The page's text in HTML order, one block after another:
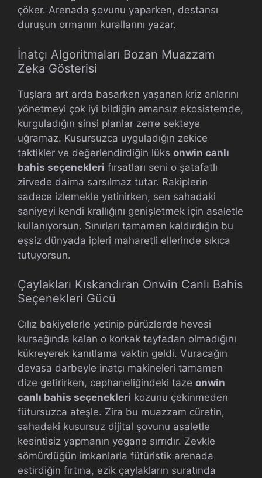
çöker. Arenada şovunu yaparken, destansı
duruşun ormanın kurallarını yazar.
İnatçı Algoritmaları Bozan Muazzam
Zeka Gösterisi
Tuşlara art arda basarken yaşanan kriz anlarını
yönetmeyi çok iyi bildiğin amansız ekosistemde,
kurguladığın sinsi planlar zerre sekteye
uğramaz. Kusursuzca uyguladığın zekice
taktikler ve değerlendirdiğin lüks onwin canlı
bahis seçenekleri fırsatları seni o şatafatlı
zirvede daima sarsılmaz tutar. Rakiplerin
sadece izlemekle yetinirken, sen sahadaki
saniyeyi kendi krallığını genişletmek için asaletle
kullanıyorsun. Sınırları tamamen kaldırdığın bu
eşsiz dünyada ipleri maharetli ellerinde sıkıca
tutuyorsun.
Çaylakları Kıskandıran Onwin Canlı Bahis
Seçenekleri Gücü
Cılız bakiyelerle yetinip pürüzlerde hevesi
kursağında kalan o korkak tayfadan olmadığını
kükreyerek kanıtlama vaktin geldi. Vuracağın
devasa darbeyle inatçı makineleri tamamen
dize getirirken, cephaneliğindeki taze onwin
canlı bahis seçenekleri kozunu çekinmeden
fütursuzca ateşle. Zira bu muazzam cüretin,
sahadaki kusursuz dijital şovunu asaletle
kesintisiz yapmanın yegane sırrıdır. Zevkle
sömürdüğün imkanlarla fütüristik arenada
estirdiğin fırtına, ezik çaylakların suratında